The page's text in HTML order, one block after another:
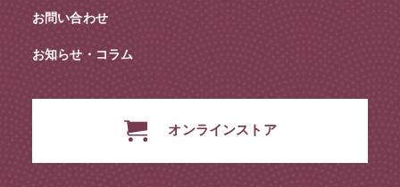
お問い合わせ
お知らせ・コラム
オンラインストア